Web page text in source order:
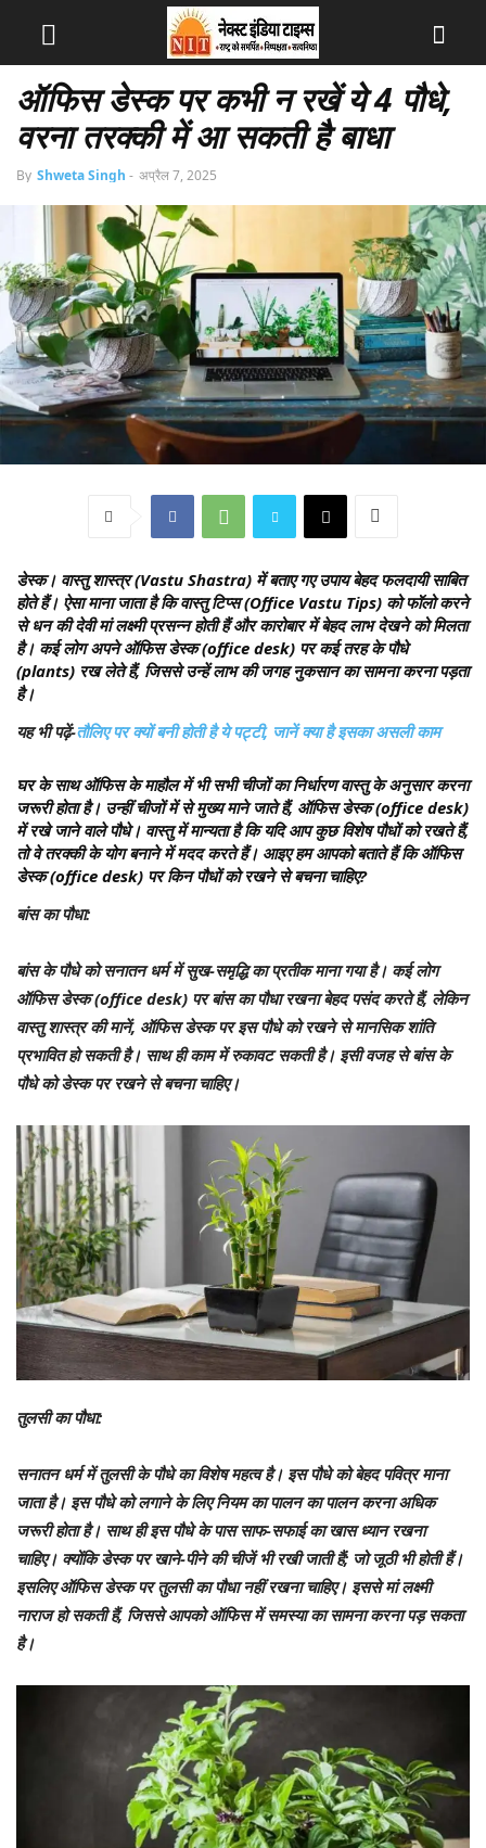
ऑफिस डेस्क पर कभी न रखें ये 4 पौधे,
वरना तरक्की में आ सकती है बाधा
By Shweta Singh - अप्रैल 7, 2025
डेस्क। वास्तु शास्त्र (Vastu Shastra) में बताए गए उपाय बेहद फलदायी साबित
होते हैं। ऐसा माना जाता है कि वास्तु टिप्स (Office Vastu Tips) को फॉलो करने
से धन की देवी मां लक्ष्मी प्रसन्न होती हैं और कारोबार में बेहद लाभ देखने को मिलता
है। कई लोग अपने ऑफिस डेस्क (office desk) पर कई तरह के पौधे
(plants) रख लेते हैं, जिससे उन्हें लाभ की जगह नुकसान का सामना करना पड़ता
है।
यह भी पढ़ें-तौलिए पर क्यों बनी होती है ये पट्टी, जानें क्या है इसका असली काम
घर के साथ ऑफिस के माहौल में भी सभी चीजों का निर्धारण वास्तु के अनुसार करना
जरूरी होता है। उन्हीं चीजों में से मुख्य माने जाते हैं, ऑफिस डेस्क (office desk)
में रखे जाने वाले पौधे। वास्तु में मान्यता है कि यदि आप कुछ विशेष पौधों को रखते हैं,
तो वे तरक्की के योग बनाने में मदद करते हैं। आइए हम आपको बताते हैं कि ऑफिस
डेस्क (office desk) पर किन पौधों को रखने से बचना चाहिए?
बांस का पौधा:
बांस के पौधे को सनातन धर्म में सुख-समृद्धि का प्रतीक माना गया है। कई लोग
ऑफिस डेस्क (office desk) पर बांस का पौधा रखना बेहद पसंद करते हैं, लेकिन
वास्तु शास्त्र की मानें, ऑफिस डेस्क पर इस पौधे को रखने से मानसिक शांति
प्रभावित हो सकती है। साथ ही काम में रुकावट सकती है। इसी वजह से बांस के
पौधे को डेस्क पर रखने से बचना चाहिए।
तुलसी का पौधा:
सनातन धर्म में तुलसी के पौधे का विशेष महत्व है। इस पौधे को बेहद पवित्र माना
जाता है। इस पौधे को लगाने के लिए नियम का पालन का पालन करना अधिक
जरूरी होता है। साथ ही इस पौधे के पास साफ-सफाई का खास ध्यान रखना
चाहिए। क्योंकि डेस्क पर खाने-पीने की चीजें भी रखी जाती हैं; जो जूठी भी होती हैं।
इसलिए ऑफिस डेस्क पर तुलसी का पौधा नहीं रखना चाहिए। इससे मां लक्ष्मी
नाराज हो सकती हैं, जिससे आपको ऑफिस में समस्या का सामना करना पड़ सकता
है।